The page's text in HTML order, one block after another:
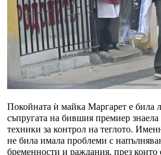
Покойната ѝ майка Маргарет е била
съпругата на бившия премиер
техники за контрол на теглото.
не била имала проблеми с
бременности и раждания, през които